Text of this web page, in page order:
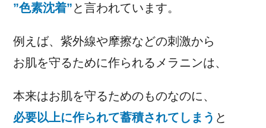
”色素沈着”と言われています。
例えば、紫外線や摩擦などの刺激から
お肌を守るために作られるメラニンは、
本来はお肌を守るためのものなのに、
必要以上に作られて蓄積されてしまう と